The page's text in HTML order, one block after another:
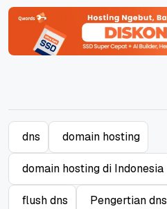
dns domain hosting
domain hosting di Indonesia
flush dns Pengertian dns